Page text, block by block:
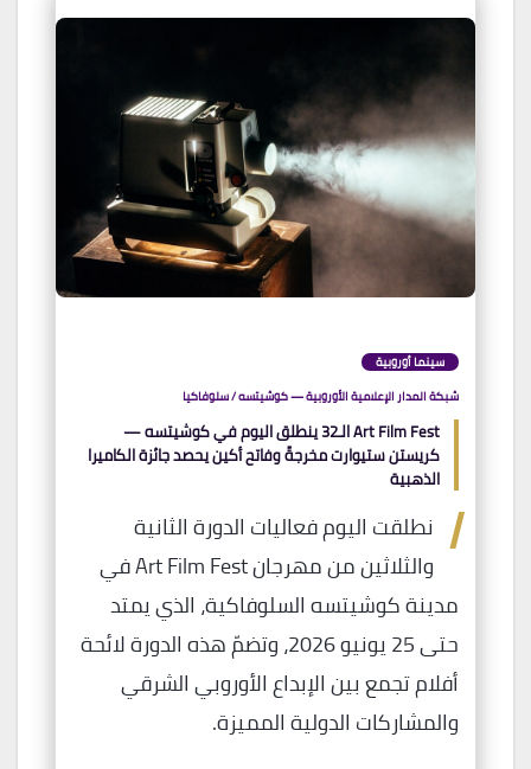
سينما أوروبية
شبكة المدار الإعلامية الأوروبية — كوشيتسه / سلوفاكيا
Art Film Fest الـ32 ينطلق اليوم في كوشيتسه —
كريستن ستيوارت مخرجةً وفاتح أكين يحصد جائزة الكاميرا
الذهبية
ا نطلقت اليوم فعاليات الدورة الثانية
والثلاثين من مهرجان Art Film Fest في
مدينة كوشيتسه السلوفاكية، الذي يمتد
حتى 25 يونيو 2026، وتضمّ هذه الدورة لائحة
أفلام تجمع بين الإبداع الأوروبي الشرقي
والمشاركات الدولية المميزة.